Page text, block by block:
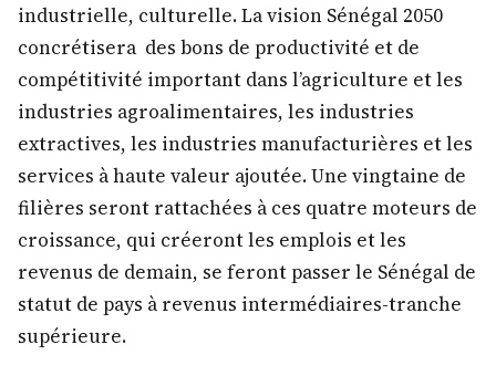
industrielle, culturelle. La vision Sénégal 2050
concrétisera des bons de productivité et de
compétitivité important dans l’agriculture et les
industries agroalimentaires, les industries
extractives, les industries manufacturières et les
services à haute valeur ajoutée. Une vingtaine de
filières seront rattachées à ces quatre moteurs de
croissance, qui créeront les emplois et les
revenus de demain, se feront passer le Sénégal de
statut de pays à revenus intermédiaires-tranche
supérieure.